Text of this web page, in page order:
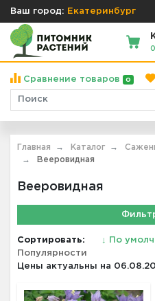
Ваш город: Екатеринбург
Сравнение товаров 0
Главная Каталог
Вееровидная
Вееровидная
Сортировать: ↓ По
Популярности
Цены актуальны на